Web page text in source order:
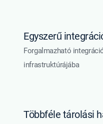
Egyszerű
Forgalmazható
infrastruktúrájába
Többféle tárolási